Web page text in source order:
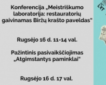
17
18
24
25
31